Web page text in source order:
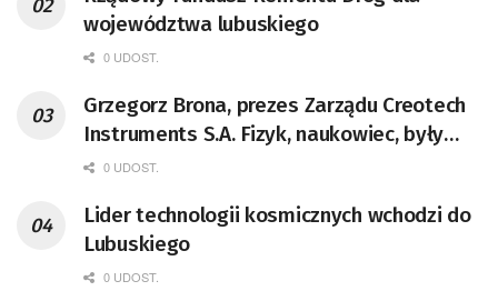
województwa lubuskiego
0 UDOST.
Grzegorz Brona, prezes Zarządu Creotech
Instruments S.A. Fizyk, naukowiec, były
pracownik CERN w Genewie,
doktor habilitowany nauk fizycznych,
koordynator Rady Sektorowej ds.
Kompetencji Przemysłu Lotniczo-
0 UDOST.
Lider technologii kosmicznych wchodzi do
Lubuskiego
0 UDOST.